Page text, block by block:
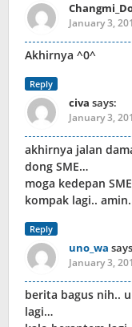
January 3,
Akhirnya ^0^
Reply
civa says:
January 3,
akhirnya jalan
dong SME…
moga kedepan
kompak lagi..
Reply
uno_wa
January 3,
berita bagus nih..
lagi…